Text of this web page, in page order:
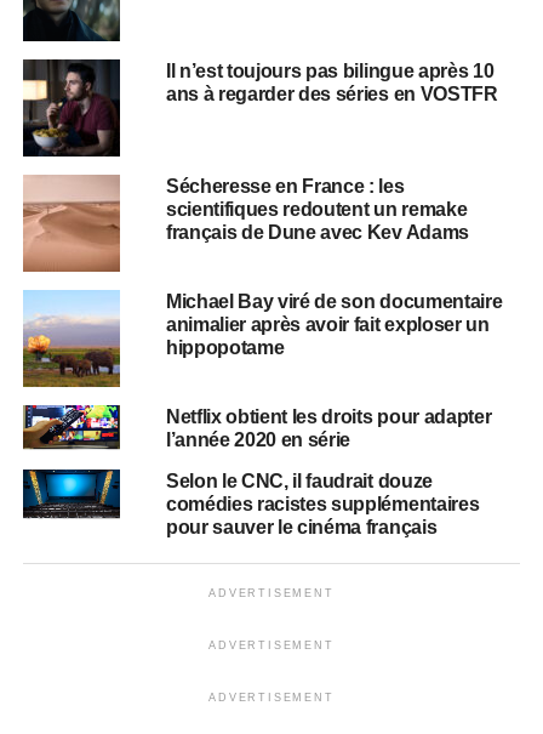
Il n’est toujours pas bilingue après 10
ans à regarder des séries en VOSTFR
Sécheresse en France : les
scientifiques redoutent un remake
français de Dune avec Kev Adams
Michael Bay viré de son documentaire
animalier après avoir fait exploser un
hippopotame
Netflix obtient les droits pour adapter
l’année 2020 en série
Selon le CNC, il faudrait douze
comédies racistes supplémentaires
pour sauver le cinéma français
ADVERTISEMENT
ADVERTISEMENT
ADVERTISEMENT